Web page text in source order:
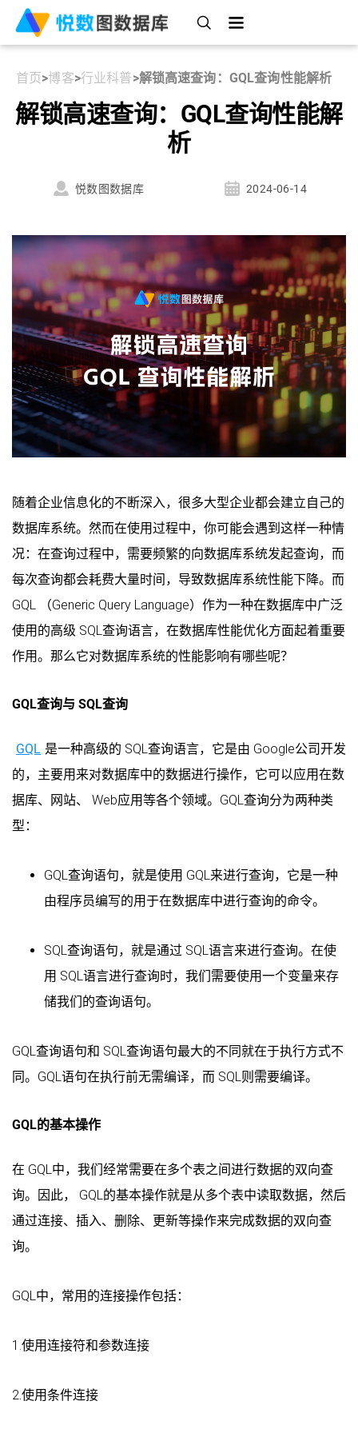
首页>博客>行业科普>解锁高速查询：GQL查询性能解析
解锁高速查询：GQL查询性能解
析
悦数图数据库 2024-06-14
随着企业信息化的不断深入，很多大型企业都会建立自己的
数据库系统。然而在使用过程中，你可能会遇到这样一种情
况：在查询过程中，需要频繁的向数据库系统发起查询，而
每次查询都会耗费大量时间，导致数据库系统性能下降。而
GQL （Generic Query Language）作为一种在数据库中广泛
使用的高级 SQL查询语言，在数据库性能优化方面起着重要
作用。那么它对数据库系统的性能影响有哪些呢？
GQL查询与 SQL查询
GQL 是一种高级的 SQL查询语言，它是由 Google公司开发
的，主要用来对数据库中的数据进行操作，它可以应用在数
据库、网站、 Web应用等各个领域。GQL查询分为两种类
型：
GQL查询语句，就是使用 GQL来进行查询，它是一种
由程序员编写的用于在数据库中进行查询的命令。
SQL查询语句，就是通过 SQL语言来进行查询。在使
用 SQL语言进行查询时，我们需要使用一个变量来存
储我们的查询语句。
GQL查询语句和 SQL查询语句最大的不同就在于执行方式不
同。GQL语句在执行前无需编译，而 SQL则需要编译。
GQL的基本操作
在 GQL中，我们经常需要在多个表之间进行数据的双向查
询。因此， GQL的基本操作就是从多个表中读取数据，然后
通过连接、插入、删除、更新等操作来完成数据的双向查
询。
GQL中，常用的连接操作包括：
1.使用连接符和参数连接
2.使用条件连接